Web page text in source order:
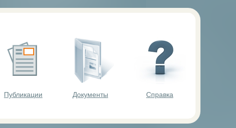
Публикации Документы Справка